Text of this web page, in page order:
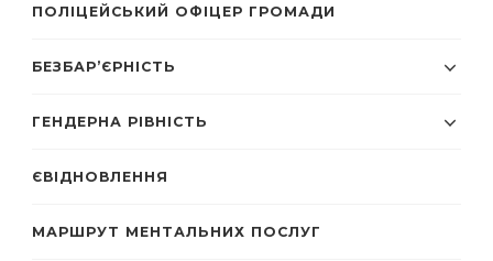
ПОЛІЦЕЙСЬКИЙ ОФІЦЕР ГРОМАДИ
БЕЗБАР’ЄРНІСТЬ
ГЕНДЕРНА РІВНІСТЬ
ЄВІДНОВЛЕННЯ
МАРШРУТ МЕНТАЛЬНИХ ПОСЛУГ